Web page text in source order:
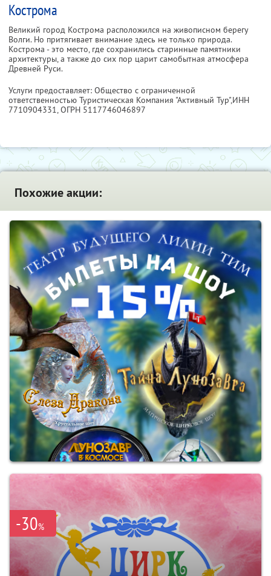
Кострома
Великий город Кострома расположился на живописном берегу
Волги. Но притягивает внимание здесь не только природа.
Кострома - это место, где сохранились старинные памятники
архитектуры, а также до сих пор царит самобытная атмосфера
Древней Руси.
Услуги предоставляет: Общество с ограниченной
ответственностью Туристическая Компания "Активный Тур",ИНН
7710904331, ОГРН 5117746046897
Похожие акции:
-30%